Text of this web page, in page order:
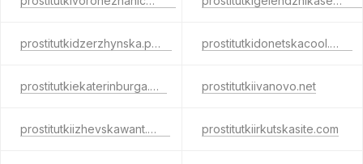
prostitutkidzerzhynska.party prostitutkidonetskacool.com
prostitutkiekaterinburga.net prostitutkiivanovo.net
prostitutkiizhevskawant.com prostitutkiirkutskasite.com